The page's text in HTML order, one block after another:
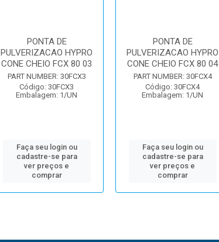
PONTA DE
PULVERIZACAO HYPRO
CONE CHEIO FCX 80 03
PART NUMBER: 30FCX3
Código: 30FCX3
Embalagem: 1/UN
Faça seu login ou
cadastre-se para
ver preços e
comprar
PONTA DE
PULVERIZACAO HYPRO
CONE CHEIO FCX 80 04
PART NUMBER: 30FCX4
Código: 30FCX4
Embalagem: 1/UN
Faça seu login ou
cadastre-se para
ver preços e
comprar